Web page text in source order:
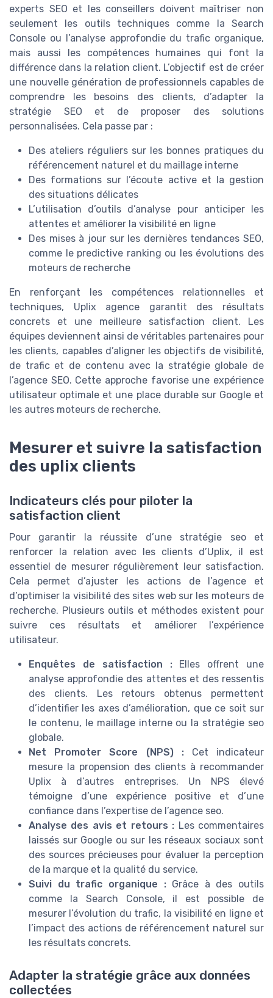
experts SEO et les conseillers doivent maîtriser non
seulement les outils techniques comme la Search
Console ou l’analyse approfondie du trafic organique,
mais aussi les compétences humaines qui font la
différence dans la relation client. L’objectif est de créer
une nouvelle génération de professionnels capables de
comprendre les besoins des clients, d’adapter la
stratégie SEO et de proposer des solutions
personnalisées. Cela passe par :
Des ateliers réguliers sur les bonnes pratiques du
référencement naturel et du maillage interne
Des formations sur l’écoute active et la gestion
des situations délicates
L’utilisation d’outils d’analyse pour anticiper les
attentes et améliorer la visibilité en ligne
Des mises à jour sur les dernières tendances SEO,
comme le predictive ranking ou les évolutions des
moteurs de recherche
En renforçant les compétences relationnelles et
techniques, Uplix agence garantit des résultats
concrets et une meilleure satisfaction client. Les
équipes deviennent ainsi de véritables partenaires pour
les clients, capables d’aligner les objectifs de visibilité,
de trafic et de contenu avec la stratégie globale de
l’agence SEO. Cette approche favorise une expérience
utilisateur optimale et une place durable sur Google et
les autres moteurs de recherche.
Mesurer et suivre la satisfaction
des uplix clients
Indicateurs clés pour piloter la
satisfaction client
Pour garantir la réussite d’une stratégie seo et
renforcer la relation avec les clients d’Uplix, il est
essentiel de mesurer régulièrement leur satisfaction.
Cela permet d’ajuster les actions de l’agence et
d’optimiser la visibilité des sites web sur les moteurs de
recherche. Plusieurs outils et méthodes existent pour
suivre ces résultats et améliorer l’expérience
utilisateur.
Enquêtes de satisfaction :Elles offrent une
analyse approfondie des attentes et des ressentis
des clients. Les retours obtenus permettent
d’identifier les axes d’amélioration, que ce soit sur
le contenu, le maillage interne ou la stratégie seo
globale.
Net Promoter Score (NPS) :Cet indicateur
mesure la propension des clients à recommander
Uplix à d’autres entreprises. Un NPS élevé
témoigne d’une expérience positive et d’une
confiance dans l’expertise de l’agence seo.
Analyse des avis et retours : Les commentaires
laissés sur Google ou sur les réseaux sociaux sont
des sources précieuses pour évaluer la perception
de la marque et la qualité du service.
Suivi du trafic organique :Grâce à des outils
comme la Search Console, il est possible de
mesurer l’évolution du trafic, la visibilité en ligne et
l’impact des actions de référencement naturel sur
les résultats concrets.
Adapter la stratégie grâce aux données
collectées